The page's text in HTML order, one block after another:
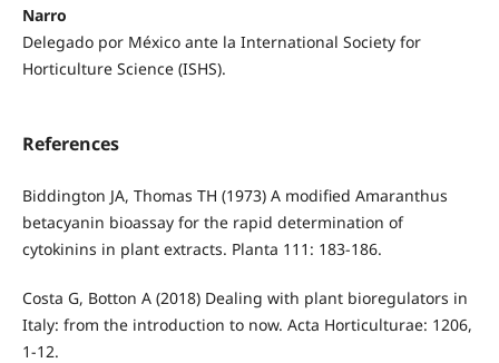
Narro
Delegado por México ante la International Society for
Horticulture Science (ISHS).
References
Biddington JA, Thomas TH (1973) A modified Amaranthus
betacyanin bioassay for the rapid determination of
cytokinins in plant extracts. Planta 111: 183-186.
Costa G, Botton A (2018) Dealing with plant bioregulators in
Italy: from the introduction to now. Acta Horticulturae: 1206,
1-12.